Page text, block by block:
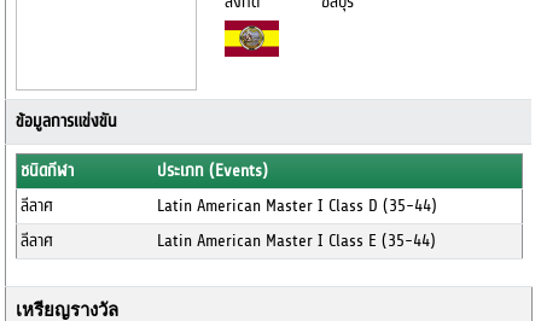
ข้อมูลการแข่งขัน
ชนิดกีฬา
ประเภท (Events)
ลีลาศ
Latin American Master I Class D (35-44)
ลีลาศ
Latin American Master I Class E (35-44)
เหรียญรางวัล